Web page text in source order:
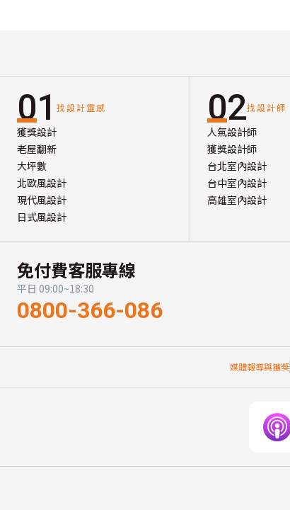
01 找設計靈感
獲獎設計
老屋翻新
大坪數
北歐風設計
現代風設計
日式風設計
02找設計師
人氣設計師
獲獎設計師
台北室內設計
台中室內設計
高雄室內設計
免付費客服專線
平日 09:00~18:30
0800-366-086
媒體報導與獲獎